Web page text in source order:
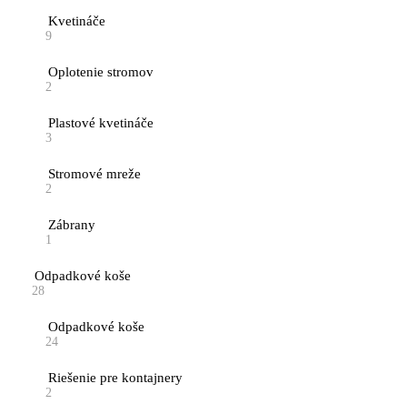
Kvetináče
9
Oplotenie stromov
2
Plastové kvetináče
3
Stromové mreže
2
Zábrany
1
Odpadkové koše
28
Odpadkové koše
24
Riešenie pre kontajnery
2